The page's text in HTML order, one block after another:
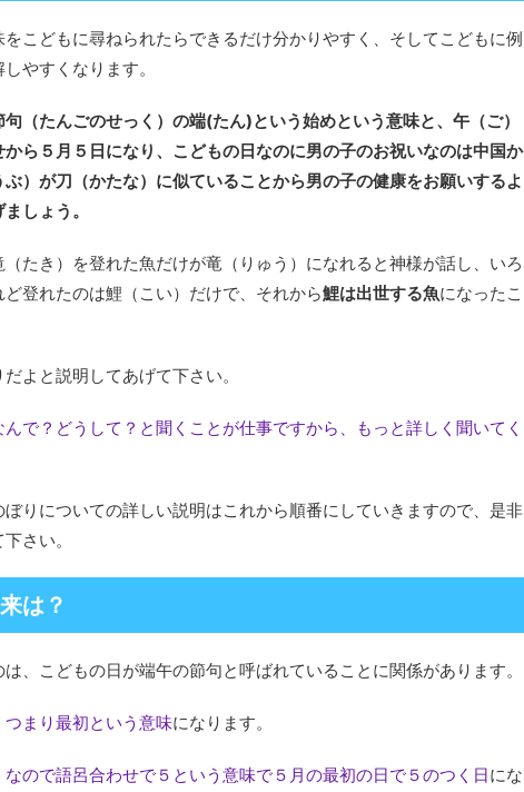
こどもに尋ねられたらできるだけ分かりやすく、そしてこどもに例
やすくなります。
（たんごのせっく）の端(たん)という始めという意味と、午（ご）
ら５月５日になり、こどもの日なのに男の子のお祝いなのは中国か
）が刀（かたな）に似ていることから男の子の健康をお願いするよ
しょう。
たき）を登れた魚だけが竜（りゅう）になれると神様が話し、いろ
登れたのは鯉（こい）だけで、それから鯉は出世する魚になったこ
よと説明してあげて下さい。
で？どうして？と聞くことが仕事ですから、もっと詳しく聞いてく
りについての詳しい説明はこれから順番にしていきますので、是非
さい。
は？
、こどもの日が端午の節句と呼ばれていることに関係があります。
まり最初という意味になります。
ので語呂合わせで５という意味で５月の最初の日で５のつく日にな